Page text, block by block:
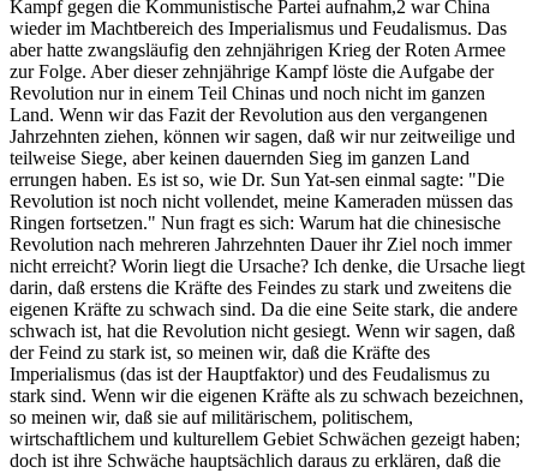
Kampf gegen die Kommunistische Partei aufnahm,2 war China
wieder im Machtbereich des Imperialismus und Feudalismus. Das
aber hatte zwangsläufig den zehnjährigen Krieg der Roten Armee
zur Folge. Aber dieser zehnjährige Kampf löste die Aufgabe der
Revolution nur in einem Teil Chinas und noch nicht im ganzen
Land. Wenn wir das Fazit der Revolution aus den vergangenen
Jahrzehnten ziehen, können wir sagen, daß wir nur zeitweilige und
teilweise Siege, aber keinen dauernden Sieg im ganzen Land
errungen haben. Es ist so, wie Dr. Sun Yat-sen einmal sagte: "Die
Revolution ist noch nicht vollendet, meine Kameraden müssen das
Ringen fortsetzen." Nun fragt es sich: Warum hat die chinesische
Revolution nach mehreren Jahrzehnten Dauer ihr Ziel noch immer
nicht erreicht? Worin liegt die Ursache? Ich denke, die Ursache liegt
darin, daß erstens die Kräfte des Feindes zu stark und zweitens die
eigenen Kräfte zu schwach sind. Da die eine Seite stark, die andere
schwach ist, hat die Revolution nicht gesiegt. Wenn wir sagen, daß
der Feind zu stark ist, so meinen wir, daß die Kräfte des
Imperialismus (das ist der Hauptfaktor) und des Feudalismus zu
stark sind. Wenn wir die eigenen Kräfte als zu schwach bezeichnen,
so meinen wir, daß sie auf militärischem, politischem,
wirtschaftlichem und kulturellem Gebiet Schwächen gezeigt haben;
doch ist ihre Schwäche hauptsächlich daraus zu erklären, daß die